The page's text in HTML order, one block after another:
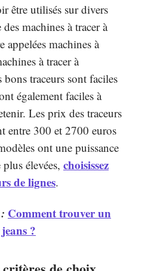
être utilisés sur divers
machines à tracer à
appelées machines à
à tracer à
traceurs sont faciles
également faciles à
Les prix des traceurs
entre 300 et 2700 euros
ont une puissance
élevées, choisissez
de lignes.
Comment trouver un
?